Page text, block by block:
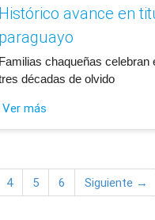
Histórico avance en
paraguayo
​Familias chaqueñas celebran
décadas de olvido
Ver más
4 5 6 Siguiente →